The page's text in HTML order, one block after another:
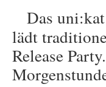
Das
lädt
Release